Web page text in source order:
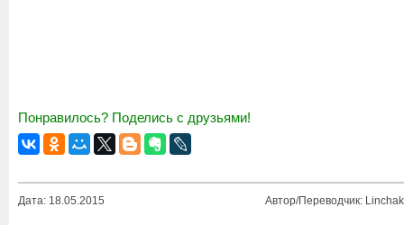
Понравилось? Поделись с друзьями!
Дата: 18.05.2015 Автор/Переводчик: Linchak